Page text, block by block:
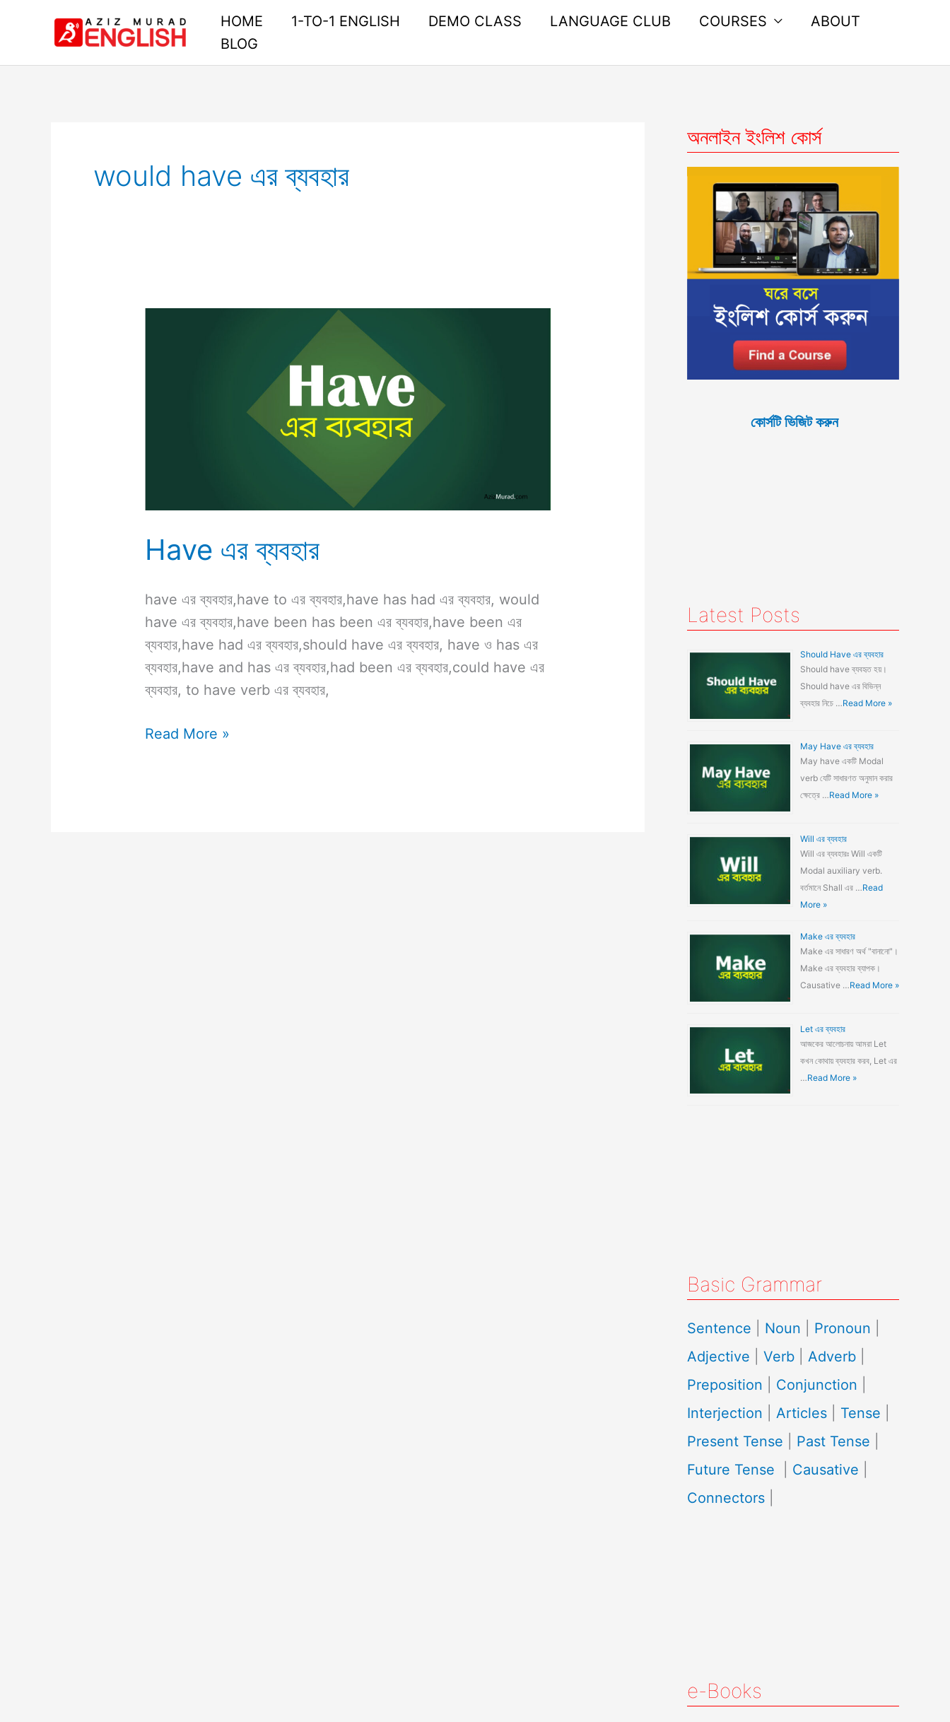
HOME 1-TO-1 ENGLISH DEMO CLASS LANGUAGE CLUB COURSES
ABOUT
BLOG
would have এর ব্যবহার
Have এর ব্যবহার
have এর ব্যবহার,have to এর ব্যবহার,have has had এর ব্যবহার, would
have এর ব্যবহার,have been has been এর ব্যবহার,have been এর
ব্যবহার,have had এর ব্যবহার,should have এর ব্যবহার, have ও has এর
ব্যবহার,have and has এর ব্যবহার,had been এর ব্যবহার,could have এর
ব্যবহার, to have verb এর ব্যবহার,
Read More »
অনলাইন ইংলিশ কোর্স
কোর্সটি ভিজিট করুন
Latest Posts
Should Have এর ব্যবহার
Should have ব্যবহৃত হয়।
Should have এর বিভিন্ন
ব্যবহার নিচে …Read More »
May Have এর ব্যবহার
May have একটি Modal
verb যেটি সাধারণত অনুমান করার
ক্ষেত্রে …Read More »
Will এর ব্যবহার
Will এর ব্যবহারঃ Will একটি
Modal auxiliary verb.
বর্তমানে Shall এর …Read
More »
Make এর ব্যবহার
Make এর সাধারণ অর্থ "বানানো"।
Make এর ব্যবহার ব্যাপক।
Causative …Read More »
Let এর ব্যবহার
আজকের আলোচনায় আমরা Let
কখন কোথায় ব্যবহার করব, Let এর
…Read More »
Basic Grammar
Sentence Noun Pronoun
Adjective
Verb Adverb
Preposition
Conjunction
Interjection
Articles Tense
Present Tense
Past Tense
Future Tense
Causative
Connectors
e-Books